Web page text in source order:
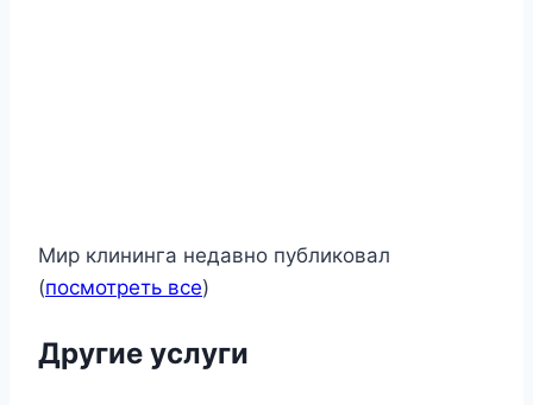
Мир клининга недавно публиковал
(посмотреть все)
Другие услуги